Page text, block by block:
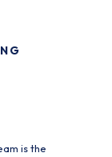
is the